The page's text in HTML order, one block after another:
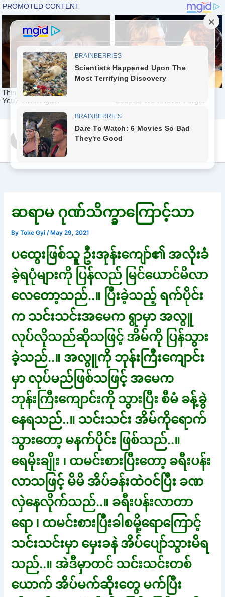
content
Yeah Celeb [အပြာ
ဆရာမ ဂုဏ်သိက္ခာကြောင့်သာ
ByToke Gyi /May 29, 2021
ပထွေးဖြစ်သူ ဦးအုန်းကျော်၏ အလိုးခံ
ခဲ့ရပုံများကို ပြန်လည် မြင်ယောင်မိလာ
လေတော့သည်..။ ပြီးခဲ့သည့် ရက်ပိုင်း
က သင်းသင်းအမေက ရွာမှာ အလွူ
လုပ်လိုသည်ဆိုသဖြင့် အိမ်ကို ပြန်သွား
ခဲ့သည်..။ အလွူကို ဘုန်းကြီးကျောင်း
မှာ လုပ်မည်ဖြစ်သဖြင့် အမေက
ဘုန်းကြီးကျောင်းကို သွားပြီး စီမံ ခန့်ခွဲ
နေရသည်..။ သင်းသင်း အိမ်ကိုရောက်
သွားတော့ မနက်ပိုင်း ဖြစ်သည်..။
ရေမိုးချိုး ၊ ထမင်းစားပြီးတော့ ခရီးပန်း
လာသဖြင့် မိမိ အိပ်ခန်းထဲဝင်ပြီး ခဏ
လှဲနေလိုက်သည်..။ ခရီးပန်းလာတာ
ရော ၊ ထမင်းစားပြီးခါစမို့ရောကြောင့်
သင်းသင်းမှာ မှေးခနဲ အိပ်ပျော်သွားမိရ
သည်..။ အဲဒီမှာတင် သင်းသင်းတစ်
ယောက် အိပ်မက်ဆိုးတွေ မက်ပြီး